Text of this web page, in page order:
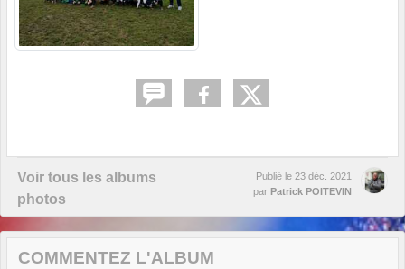
Voir tous les albums
photos
Publié le 23 déc. 2021
par Patrick POITEVIN
COMMENTEZ L'ALBUM